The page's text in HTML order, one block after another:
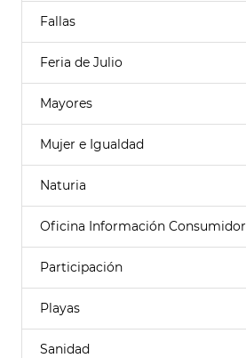
Fallas
Feria de Julio
Mayores
Mujer e Igualdad
Naturia
Oficina Información Consumidor
Participación
Playas
Sanidad